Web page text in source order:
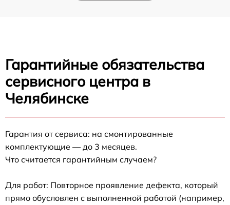
Гарантийные обязательства
сервисного центра в
Челябинске
Гарантия от сервиса: на смонтированные
комплектующие — до 3 месяцев.
Что считается гарантийным случаем?
Для работ: Повторное проявление дефекта, который
прямо обусловлен с выполненной работой (например,